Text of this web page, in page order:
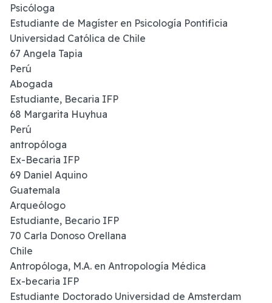
Psicóloga
Estudiante de Magíster en Psicología Pontificia
Universidad Católica de Chile
67 Angela Tapia
Perú
Abogada
Estudiante, Becaria IFP
68 Margarita Huyhua
Perú
antropóloga
Ex-Becaria IFP
69 Daniel Aquino
Guatemala
Arqueólogo
Estudiante, Becario IFP
70 Carla Donoso Orellana
Chile
Antropóloga, M.A. en Antropología Médica
Ex-becaria IFP
Estudiante Doctorado Universidad de Amsterdam